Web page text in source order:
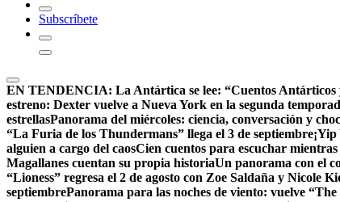
Subscríbete
EN TENDENCIA: La Antártica se lee: “Cuentos Antárticos
estreno: Dexter vuelve a Nueva York en la segunda
estrellasPanorama del miércoles: ciencia, conversación y
“La Furia de los Thundermans” llega el 3 de septiembre
alguien a cargo del caosCien cuentos para escuchar
Magallanes cuentan su propia historiaUn panorama con el
“Lioness” regresa el 2 de agosto con Zoe Saldaña y Nicole
septiembrePanorama para las noches de viento: vuelve